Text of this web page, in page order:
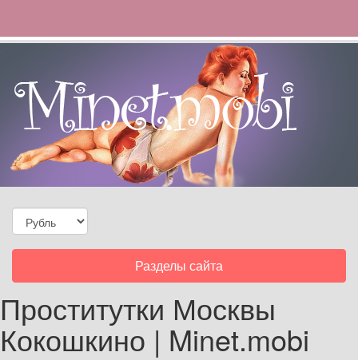
Toggle
navigation
Разделы сайта
Проститутки Москвы
Кокошкино | Minet.mobi